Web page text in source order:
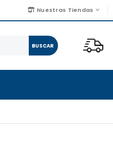
Nuestras Tiendas
BUSCAR